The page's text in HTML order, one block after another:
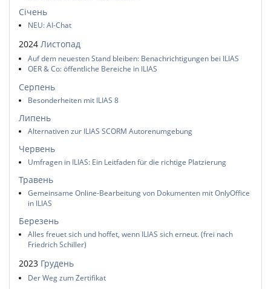
Січень
NEU: AI-Chat
2024 Листопад
Auf dem neuesten Stand bleiben: Benachrichtigungen bei ILIAS
OER & Co: öffentliche Bereiche in ILIAS
Серпень
Besonderheiten mit ILIAS 8
Липень
Alternativen zur ILIAS SCORM Autorenumgebung
Червень
Umfragen in ILIAS: Ein Leitfaden für die richtige Platzierung
Травень
Gemeinsame Online-Bearbeitung von Dokumenten mit OnlyOffice
in ILIAS
Березень
Alles freuet sich und hoffet, wenn ILIAS sich erneut. (frei nach
Friedrich Schiller)
2023 Грудень
Der Weg zum Zertifikat